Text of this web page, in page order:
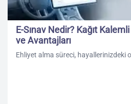
E-Sınav Nedir? Kağıt
ve Avantajları
Ehliyet alma süreci, hayallerinizdeki